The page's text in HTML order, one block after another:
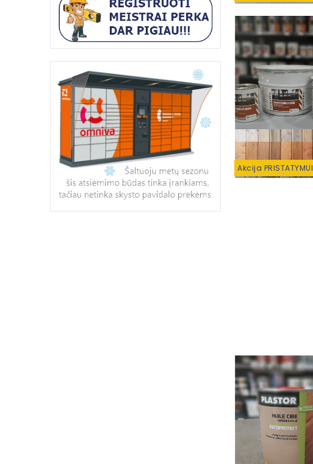
Akcija PRISTATYMUI